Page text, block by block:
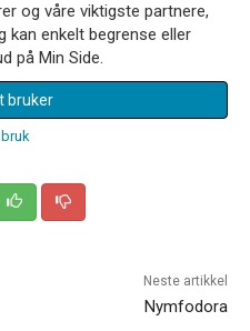
og våre viktigste partnere,
kan enkelt begrense eller
på Min Side.
bruker
Neste artikkel
Nymfodora